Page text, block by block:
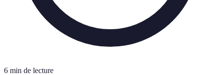
6 min de lecture